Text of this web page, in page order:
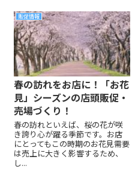
販促情報
春の訪れをお店に！「お花
見」シーズンの店頭販促・
売場づくり！
春の訪れといえば、桜の花が咲
き誇り心が躍る季節です。お店
にとってもこの時期のお花見需要
は売上に大きく影響するため、
し...